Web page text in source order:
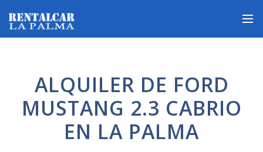
ALQUILER DE FORD
MUSTANG 2.3 CABRIO
EN LA PALMA